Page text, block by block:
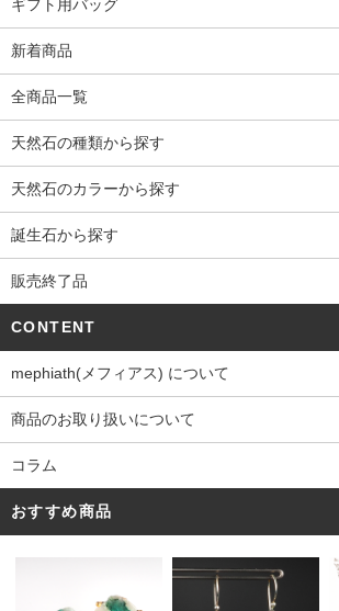
ギフト用バッグ
新着商品
全商品一覧
天然石の種類から探す
天然石のカラーから探す
誕生石から探す
販売終了品
CONTENT
mephiath(メフィアス) について
商品のお取り扱いについて
コラム
おすすめ商品